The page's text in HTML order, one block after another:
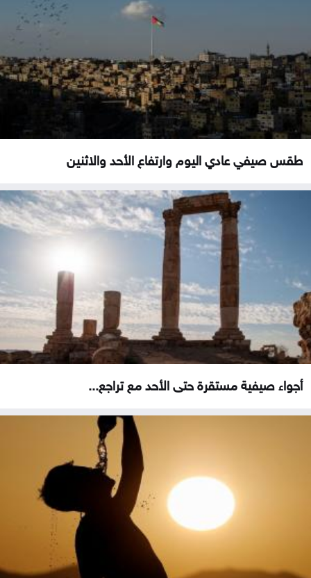
طقس صيفي عادي اليوم وارتفاع الأحد والاثنين
أجواء صيفية مستقرة حتى الأحد مع تراجع...